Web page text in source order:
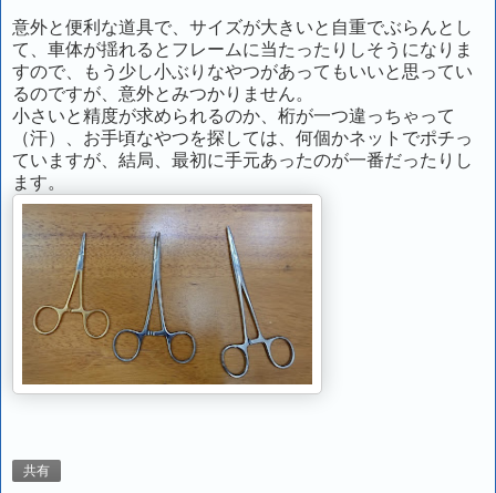
意外と便利な道具で、サイズが大きいと自重でぶらんとし
て、車体が揺れるとフレームに当たったりしそうになりま
すので、もう少し小ぶりなやつがあってもいいと思ってい
るのですが、意外とみつかりません。
小さいと精度が求められるのか、桁が一つ違っちゃって
（汗）、お手頃なやつを探しては、何個かネットでポチっ
ていますが、結局、最初に手元あったのが一番だったりし
ます。
共有